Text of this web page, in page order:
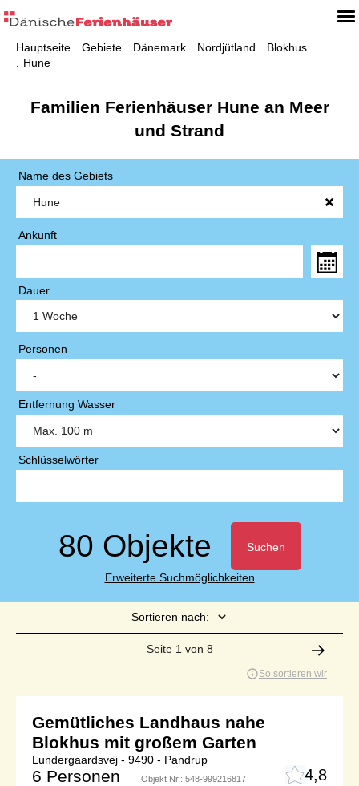
Hauptseite Gebiete Dänemark Nordjütland
Blokhus
Hune
Familien Ferienhäuser Hune an Meer
und Strand
Name des Gebiets
Ankunft
Dauer
Personen
Entfernung Wasser
Schlüsselwörter
80 Objekte Suchen
Erweiterte Suchmöglichkeiten
Sortieren nach:
Seite 1 von 8
So sortieren wir
Gemütliches Landhaus nahe
Blokhus mit großem Garten
Lundergaardsvej - 9490 - Pandrup
6 Personen Objekt Nr.: 548-999216817 4,8